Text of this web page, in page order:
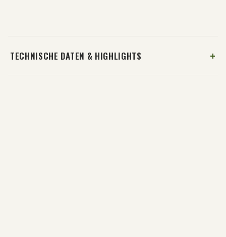
TECHNISCHE DATEN & HIGHLIGHTS